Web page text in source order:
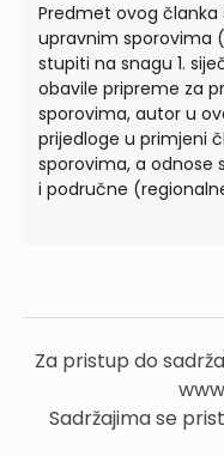
Predmet ovog članka
upravnim sporovima
stupiti na snagu 1.
obavile pripreme za
sporovima, autor u
prijedloge u primjeni
sporovima, a odnose
i područne
Za pristup do
Sadržajima se